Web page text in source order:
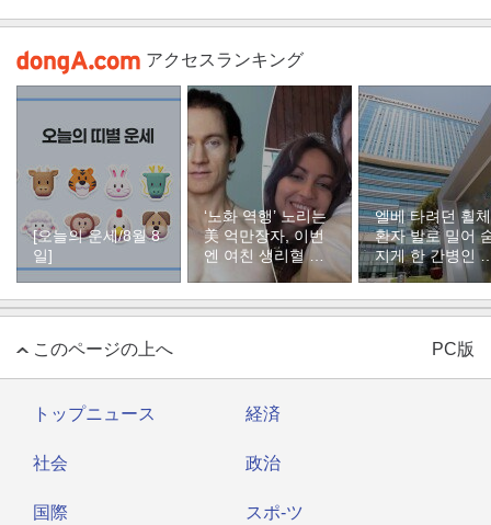
アクセスランキング
[오늘의 운세/8월 8
일]
‘노화 역행’ 노리는
美 억만장자, 이번
엔 여친 생리혈 냉
엘베 타려던 휠
환자 발로 밀어
지게 한 간병인
유, 이유는
このページの上へ PC版
トップニュース 経済
社会 政治
国際 スポ-ツ